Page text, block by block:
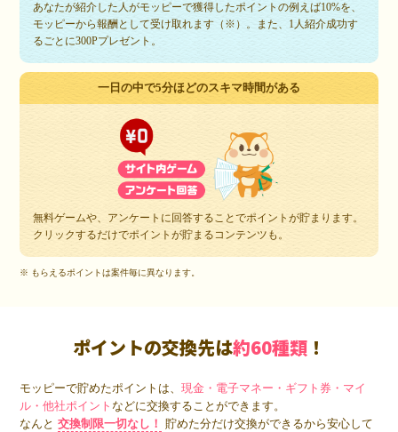
あなたが紹介した人がモッピーで獲得したポイントの例えば10%を、
モッピーから報酬として受け取れます（※）。また、1人紹介成功す
るごとに300Pプレゼント。
一日の中で5分ほどのスキマ時間がある
無料ゲームや、アンケートに回答することでポイントが貯まります。
クリックするだけでポイントが貯まるコンテンツも。
※ もらえるポイントは案件毎に異なります。
ポイントの交換先は約60種類 ！
モッピーで貯めたポイントは、現金・電子マネー・ギフト券・マイ
ル・他社ポイントなどに交換することができます。
なんと 交換制限一切なし！
貯めた分だけ交換ができるから安心して